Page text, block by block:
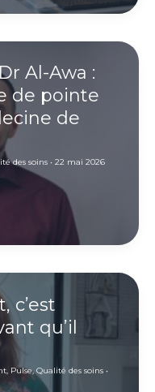
Al-Awa :
de pointe
de
des soins• 22 mai 2026
c’est
qu’il
, Pulse,Qualité des soins•